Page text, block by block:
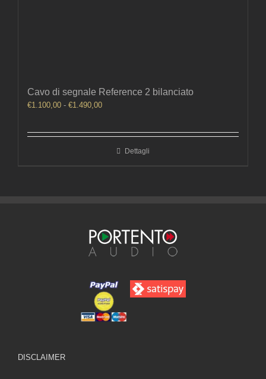
Cavo di segnale Reference 2 bilanciato
€1.100,00 - €1.490,00Fascia
€1.100,00Dettagli
DISCLAIMER